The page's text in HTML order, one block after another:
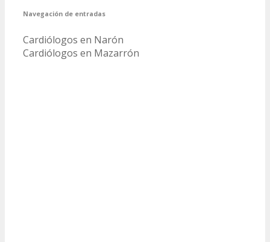
Navegación de entradas
Cardiólogos en Narón
Cardiólogos en Mazarrón